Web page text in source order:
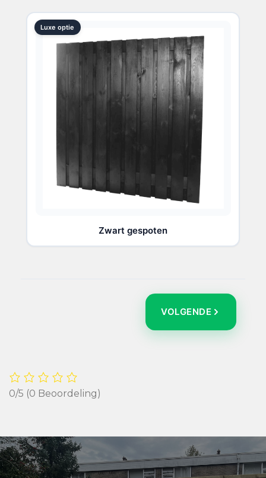
Luxe optie
Zwart gespoten
VOLGENDE
0/5 (0 Beoordeling)